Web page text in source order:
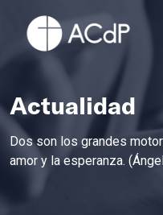
Actualidad
Dos son los grandes
amor y la esperanza.